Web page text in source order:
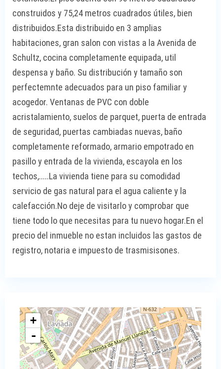
construidos y 75,24 metros cuadrados útiles, bien
distribuidos.Esta distribuido en 3 amplias
habitaciones, gran salon con vistas a la Avenida de
Schultz, cocina completamente equipada, util
despensa y baño. Su distribución y tamaño son
perfectemnte adecuados para un piso familiar y
acogedor. Ventanas de PVC con doble
acristalamiento, suelos de parquet, puerta de entrada
de seguridad, puertas cambiadas nuevas, baño
completamente reformado, armario empotrado en
pasillo y entrada de la vivienda, escayola en los
techos,.....La vivienda tiene para su comodidad
servicio de gas natural para el agua caliente y la
calefacción.No deje de visitarlo y comprobar que
tiene todo lo que necesitas para tu nuevo hogar.En el
precio del inmueble no estan incluidos las gastos de
registro, notaria e impuesto de trasmisisones.
+
-